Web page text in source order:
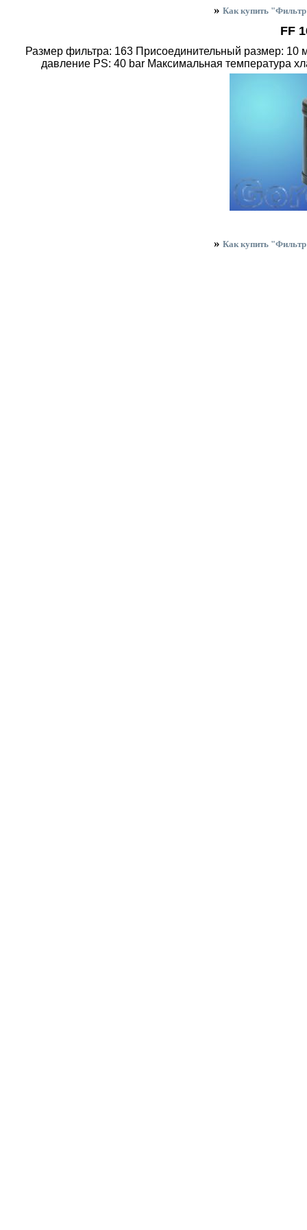
» Как купить
FF
Размер фильтра: 163 Присоединительный размер:
давление PS: 40 bar Максимальная температура
» Как купить